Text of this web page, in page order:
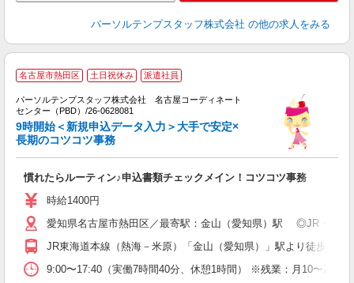
パーソルテンプスタッフ株式会社 の他の求人をみる
名古屋市熱田区 土日祝休み 派遣社員
パーソルテンプスタッフ株式会社 名古屋コーディネート
センター（PBD）/26-0628081
9時開始＜新規申込データ入力＞大手で安定×
長期のコツコツ事務
慣れたらルーティン♪申込書類チェックメイン！コツコツ事務
時給1400円
愛知県名古屋市熱田区／最寄駅：金山（愛知県）駅 ◎JR・名鉄
JR東海道本線（熱海－米原）「金山（愛知県）」駅より徒歩10
9:00〜17:40（実働7時間40分、休憩1時間） ※残業：月10〜20時